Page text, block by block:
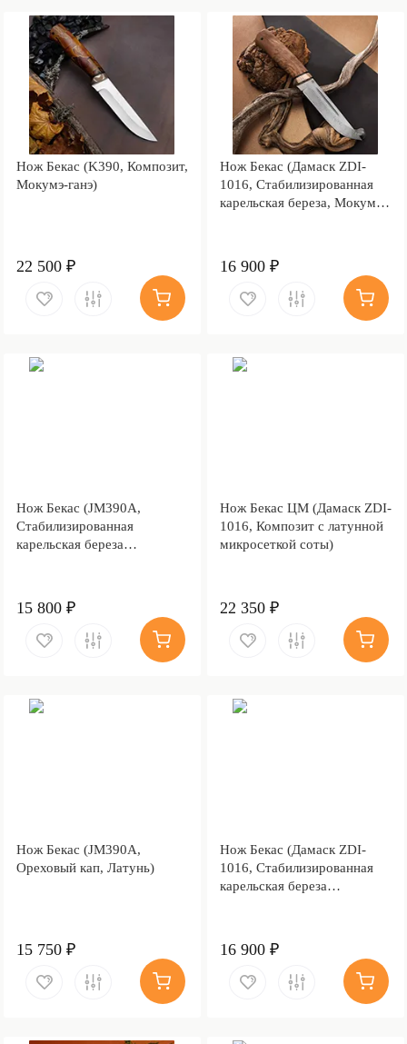
Нож Бекас (K390, Композит,
Мокумэ-ганэ)
22 500 ₽
Нож Бекас (Дамаск ZDI-
1016, Стабилизированная
карельская береза, Мокумэ-
16 900 ₽
Нож Бекас (JM390A,
Стабилизированная
карельская береза
Sandwave)
15 800 ₽
Нож Бекас ЦМ (Дамаск ZDI-
1016, Композит с латунной
микросеткой соты)
22 350 ₽
Нож Бекас (JM390A,
Ореховый кап, Латунь)
15 750 ₽
Нож Бекас (Дамаск ZDI-
1016, Cтабилизированная
карельская береза
16 900 ₽